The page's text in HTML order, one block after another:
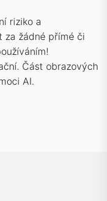
riziko a
za žádné přímé či
Část obrazových
AI.